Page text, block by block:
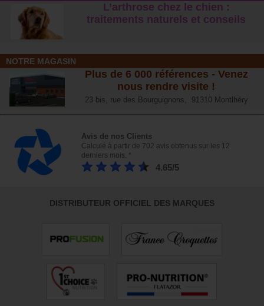
L’arthrose chez le chien :
traitements naturels et conseils
NOTRE MAGASIN
Plus de 6 000 références - Venez
nous rendre visite !
23 bis, rue des Bourguignons, 91310 Montlhéry
Avis de nos Clients
Calculé à partir de 702 avis obtenus sur les 12
derniers mois. *
4.65/5
DISTRIBUTEUR OFFICIEL DES MARQUES